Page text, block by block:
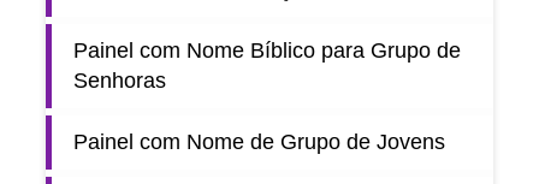
Painel com Nome Bíblico para Grupo de
Senhoras
Painel com Nome de Grupo de Jovens